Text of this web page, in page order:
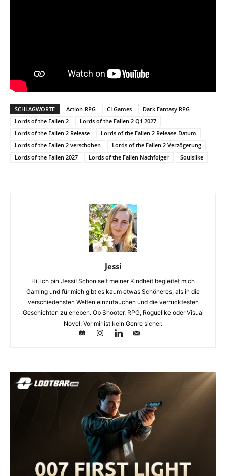
SCHLAGWORTE Action-RPG CI Games
Dark Fantasy RPG
Lords of the Fallen 2
Lords of the Fallen 2 Q1 2027
Lords of the Fallen 2 Release
Lords of the Fallen 2 Release-Datum
Lords of the Fallen 2 verschoben
Lords of the Fallen 2 Verzögerung
Lords of the Fallen 2027
Lords of the Fallen Nachfolger Soulslike
Jessi
Hi, ich bin Jessi! Schon seit meiner Kindheit begleitet mich
Gaming und für mich gibt es kaum etwas Schöneres, als in die
verschiedensten Welten einzutauchen und die verrücktesten
Geschichten zu erleben. Ob Shooter, RPG, Roguelike oder Visual
Novel: Vor mir ist kein Genre sicher.